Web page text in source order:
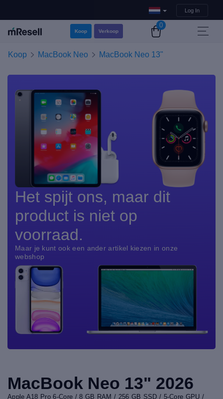
Log In
Koop Verkoop
0
Koop MacBook Neo MacBook Neo 13"
Het spijt ons, maar dit
product is niet op
voorraad.
Maar je kunt ook een ander artikel kiezen in onze
webshop
MacBook Neo 13" 2026
Apple A18 Pro 6-Core / 8 GB RAM / 256 GB SSD / 5-Core GPU /